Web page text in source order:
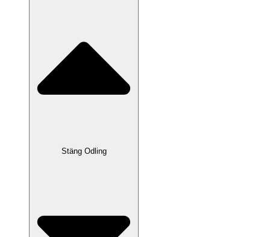
Stäng Odling